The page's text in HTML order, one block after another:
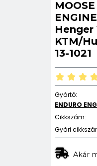
Henger
KTM/
13-1021
Gyártó:
ENDURO
Cikkszám:
Gyári
Akár